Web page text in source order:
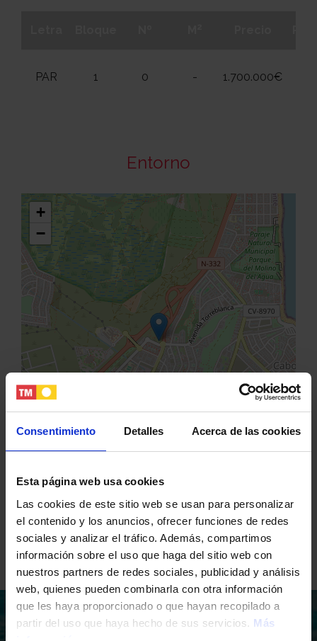
Consentimiento Detalles Acerca de las cookies
Esta página web usa cookies
Las cookies de este sitio web se usan para personalizar
el contenido y los anuncios, ofrecer funciones de redes
sociales y analizar el tráfico. Además, compartimos
información sobre el uso que haga del sitio web con
nuestros partners de redes sociales, publicidad y análisis
web, quienes pueden combinarla con otra información
que les haya proporcionado o que hayan recopilado a
partir del uso que haya hecho de sus servicios. Más
PAR 1 0 - 1.700.000€
Entorno
+
−
Share Share Share
Porqué TM